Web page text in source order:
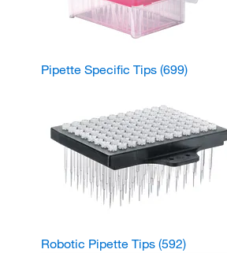
Pipette Specific Tips (699)
Robotic Pipette Tips (592)